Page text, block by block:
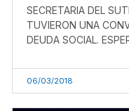
SECRETARIA DEL
TUVIERON UNA
DEUDA SOCIAL.
06/03/2018